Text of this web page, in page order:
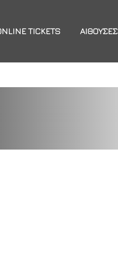
TICKETS ΑΊΘΟΥΣΕΣ